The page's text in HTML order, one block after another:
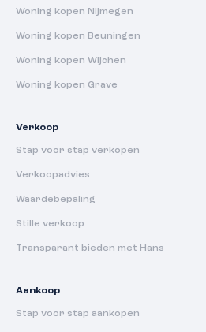
Woning kopen Nijmegen
Woning kopen Beuningen
Woning kopen Wijchen
Woning kopen Grave
Verkoop
Stap voor stap verkopen
Verkoopadvies
Waardebepaling
Stille verkoop
Transparant bieden met Hans
Aankoop
Stap voor stap aankopen